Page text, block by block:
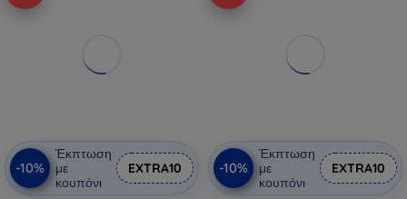
-10%
Έκπτωση
με
κουπόνι
EXTRA10 -10%
Έκπτωση
με
κουπόνι
EXTRA10